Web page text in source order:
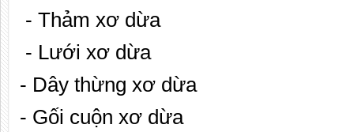
- Thảm xơ dừa
- Lưới xơ dừa
- Dây thừng xơ dừa
- Gối cuộn xơ dừa